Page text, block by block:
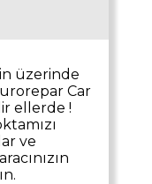
üzerinde
Car
ellerde !
ve